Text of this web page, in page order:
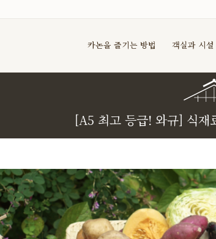
카논을 즐기는 방법 객실과 시설
[A5 최고 등급! 와규] 식재